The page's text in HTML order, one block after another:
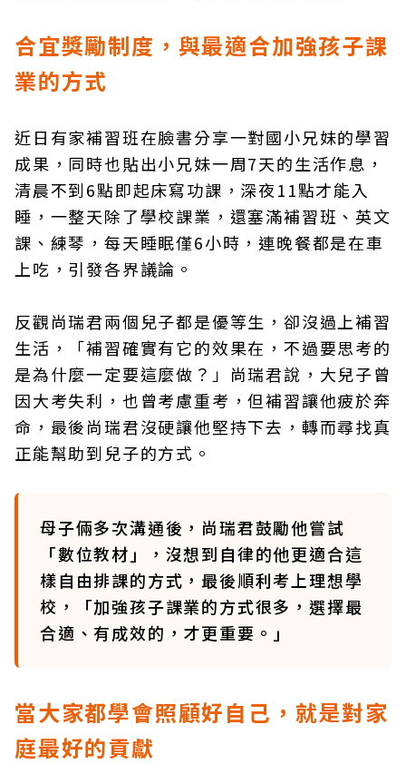
合宜獎勵制度，與最適合加強孩子課
業的方式
近日有家補習班在臉書分享一對國小兄妹的學習
成果，同時也貼出小兄妹一周7天的生活作息，
清晨不到6點即起床寫功課，深夜11點才能入
睡，一整天除了學校課業，還塞滿補習班、英文
課、練琴，每天睡眠僅6小時，連晚餐都是在車
上吃，引發各界議論。
反觀尚瑞君兩個兒子都是優等生，卻沒過上補習
生活，「補習確實有它的效果在，不過要思考的
是為什麼一定要這麼做？」尚瑞君說，大兒子曾
因大考失利，也曾考慮重考，但補習讓他疲於奔
命，最後尚瑞君沒硬讓他堅持下去，轉而尋找真
正能幫助到兒子的方式。
母子倆多次溝通後，尚瑞君鼓勵他嘗試
「數位教材」，沒想到自律的他更適合這
樣自由排課的方式，最後順利考上理想學
校，「加強孩子課業的方式很多，選擇最
合適、有成效的，才更重要。」
當大家都學會照顧好自己，就是對家
庭最好的貢獻